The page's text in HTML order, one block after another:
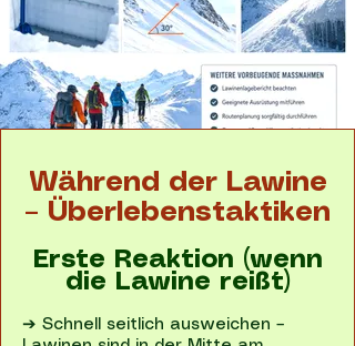
Während der Lawine
– Überlebenstaktiken
Erste Reaktion (wenn
die Lawine reißt)
➔ Schnell seitlich ausweichen –